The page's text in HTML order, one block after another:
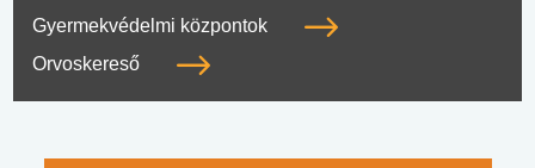
Gyermekvédelmi központok
Orvoskereső